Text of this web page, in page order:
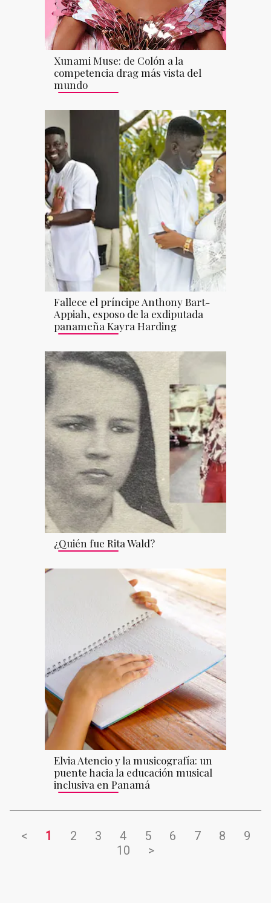
Xunami Muse: de Colón a la
competencia drag más vista del
mundo
Fallece el príncipe Anthony Bart-
Appiah, esposo de la exdiputada
panameña Kayra Harding
¿Quién fue Rita Wald?
Elvia Atencio y la musicografía: un
puente hacia la educación musical
inclusiva en Panamá
< 1 2 3 4 5 6 7 8
9
10
>